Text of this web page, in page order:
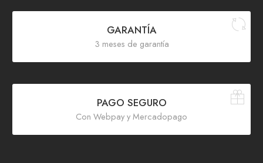
GARANTÍA
3 meses de garantía
PAGO SEGURO
Con Webpay y Mercadopago